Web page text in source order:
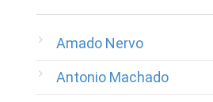
Amado Nervo
Antonio Machado